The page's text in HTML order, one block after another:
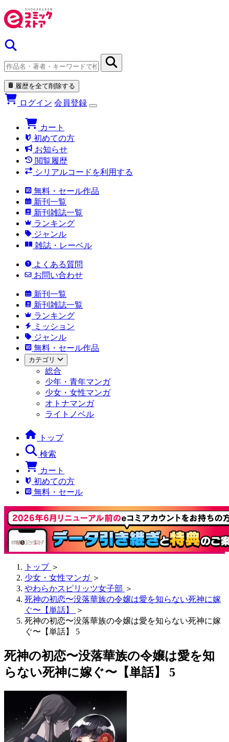
履歴を全て削除する
ログイン 会員登録
カート
初めての方
お知らせ
閲覧履歴
シリアルコードを利用する
無料・セール作品
新刊一覧
新刊雑誌一覧
ランキング
ジャンル
雑誌・レーベル
よくある質問
お問い合わせ
新刊一覧
新刊雑誌一覧
ランキング
ミッション
ジャンル
無料・セール作品
カテゴリ
総合
少年・青年マンガ
少女・女性マンガ
オトナマンガ
ライトノベル
トップ
検索
カート
初めての方
無料・セール
トップ ＞
少女・女性マンガ ＞
やわらかスピリッツ女子部 ＞
死神の初恋〜没落華族の令嬢は愛を知らない死神に嫁
ぐ〜【単話】
＞
死神の初恋〜没落華族の令嬢は愛を知らない死神に嫁
ぐ〜【単話】 5
死神の初恋〜没落華族の令嬢は愛を知
らない死神に嫁ぐ〜【単話】 5